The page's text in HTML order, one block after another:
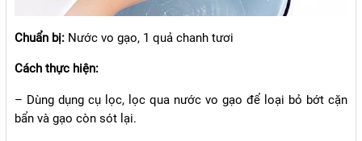
Chuẩn bị: Nước vo gạo, 1 quả chanh tươi
Cách thực hiện:
– Dùng dụng cụ lọc, lọc qua nước vo gạo để loại bỏ bớt cặn
bẩn và gạo còn sót lại.